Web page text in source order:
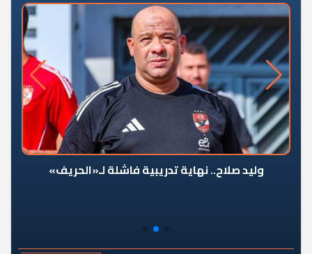
وليد صلاح.. نهاية تدريبية فاشلة لـ«الحريف»